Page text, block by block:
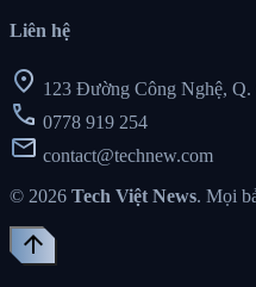
Liên hệ
location_on 123 Đường Công Nghệ,
call 0778 919 254
mail contact@technew.com
© 2026 Tech Việt News. Mọi
arrow_upward